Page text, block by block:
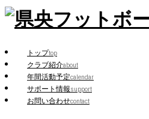
トップtop
クラブ紹介about
年間活動予定calendar
サポート情報support
お問い合わせcontact